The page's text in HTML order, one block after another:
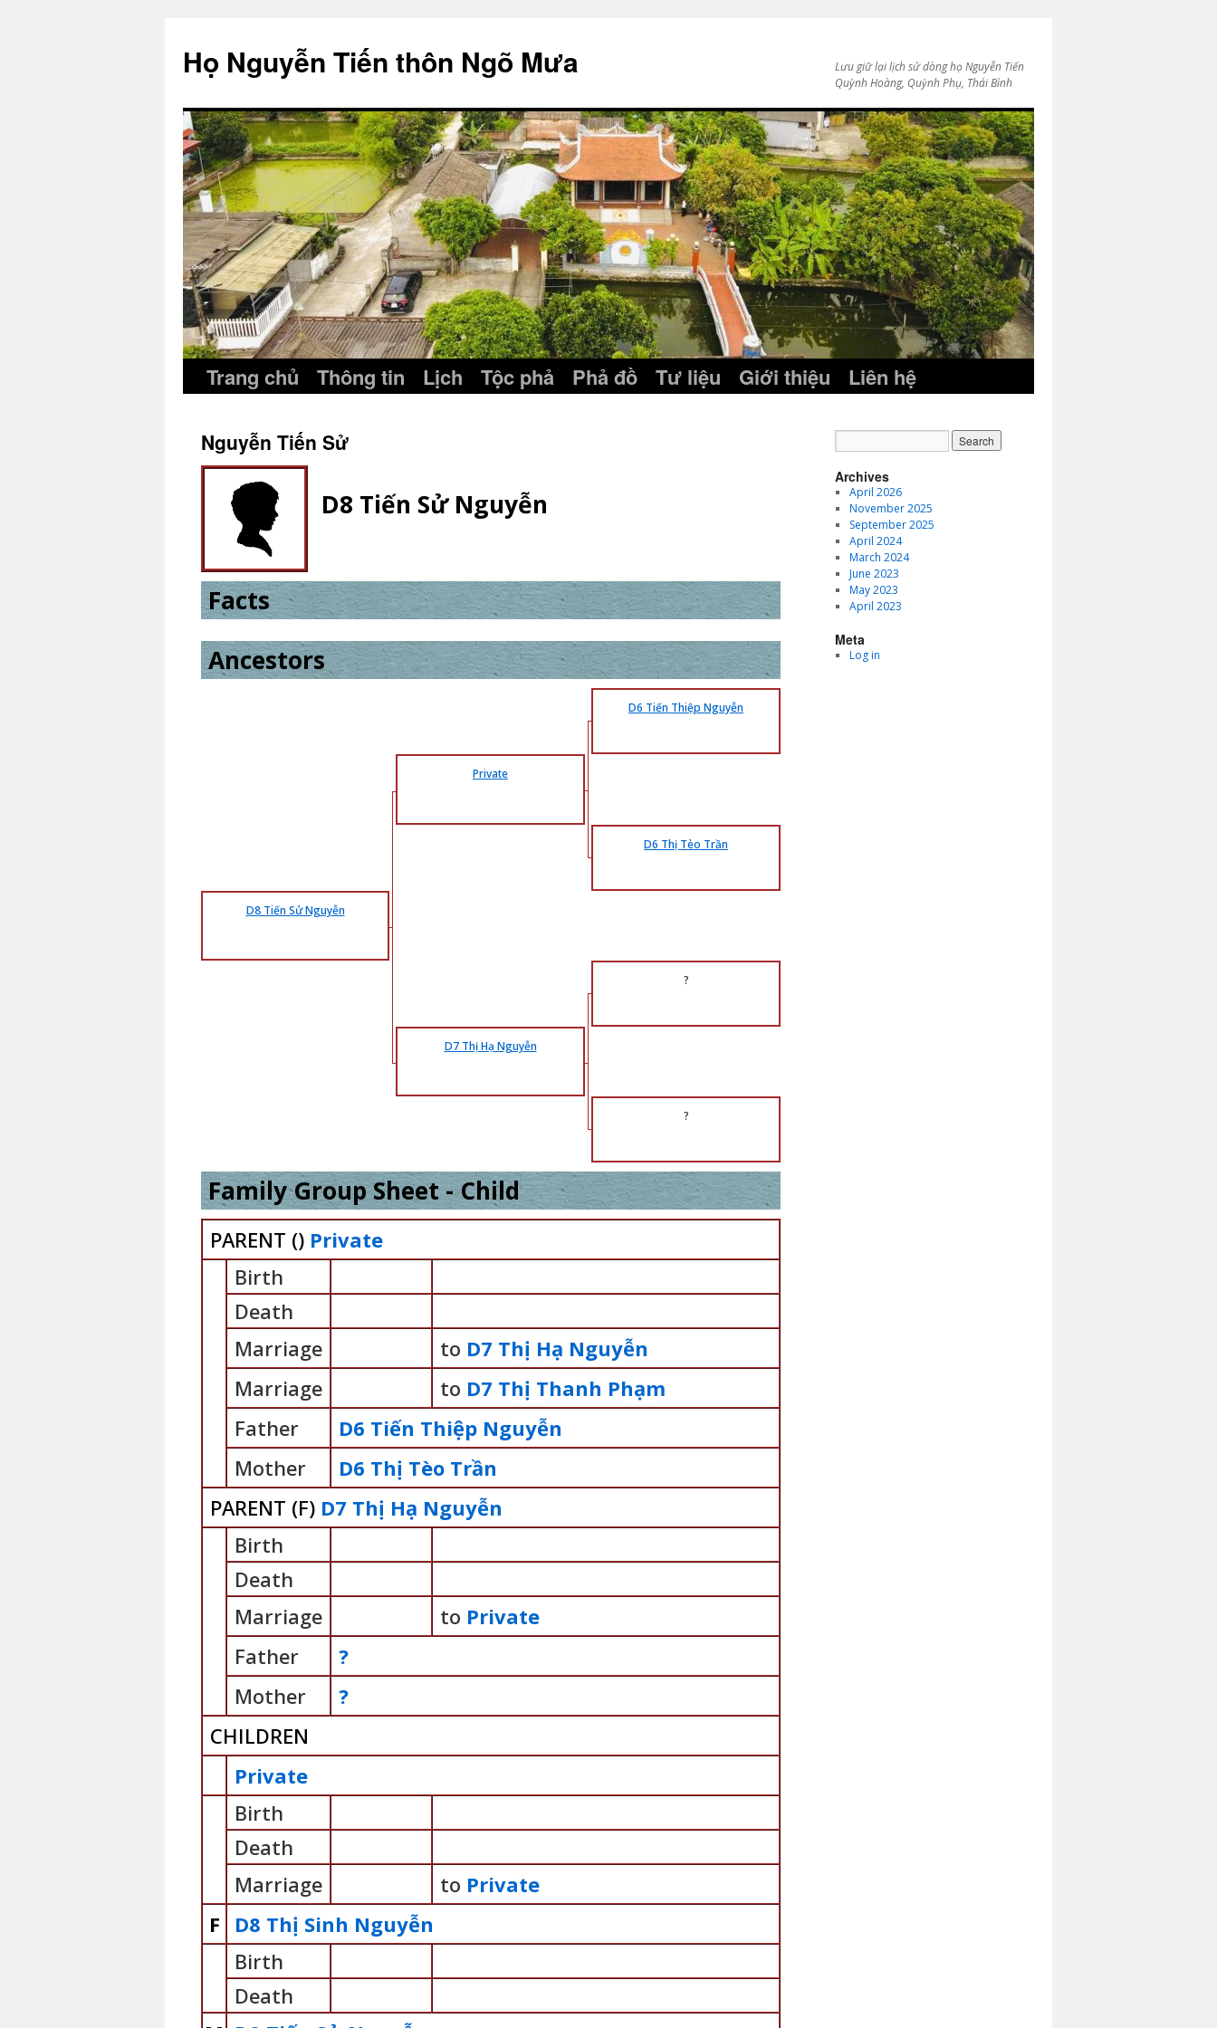
content
Họ Nguyễn Tiến thôn Ngõ Mưa
Lưu giữ lại lịch sử dòng họ Nguyễn Tiến
Quỳnh Hoàng, Quỳnh Phụ, Thái Bình
Trang chủ Thông tin Lịch Tộc phả Phả đồ Tư liệu Giới thiệu Liên hệ
Nguyễn Tiến Sử
D8 Tiến Sử Nguyễn
Facts
Ancestors
D6 Tiến Thiệp Nguyễn
Private
D6 Thị Tèo Trần
D8 Tiến Sử Nguyễn
?
D7 Thị Hạ Nguyễn
?
Family Group Sheet - Child
PARENT () Private
Birth
Death
Marriage
to D7 Thị Hạ Nguyễn
Marriage
to D7 Thị Thanh Phạm
Father
D6 Tiến Thiệp Nguyễn
Mother
D6 Thị Tèo Trần
PARENT (F) D7 Thị Hạ Nguyễn
Birth
Death
Marriage
to Private
Father
?
Mother
?
CHILDREN
Private
Birth
Death
Marriage
to Private
F
D8 Thị Sinh Nguyễn
Birth
Death
Archives
April 2026
November 2025
September 2025
April 2024
March 2024
June 2023
May 2023
April 2023
Meta
Log in